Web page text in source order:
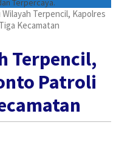
Terpercaya.
Terpencil, Kapolres
Kecamatan
Terpencil,
Patroli